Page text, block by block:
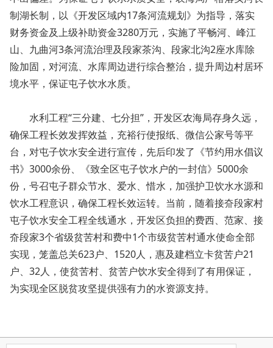
制湖长制，以《开发区域内17条河流规划》为指导，落实
财务资金及上级补助资金3280万元，实施了平畅河、峰江
山、九曲河3条河流治理及段家茶沟、段家北沟2座水库除
险加固，对河流、水库周边进行综合整治，提升周边村居环
境水平，保证屯子饮水水质。
水利工程“三分建、七分担”，开发区农海局存身久远，
确保工程长效发挥效益，充裕行使报纸、微信公家号等平
台，对屯子饮水安全进行宣传，先后印发了《节约用水倡议
书》3000余份、《致全区屯子饮水户的一封信》5000余
份，号召屯子群众节水、爱水、惜水，加强护卫饮水水源和
饮水工程意识，确保工程长效运转。当前，随着接夼段家村
屯子饮水安全工程全线通水，开发区负担的费西、范家、接
夼段家3个省级贫苦村和费中1个市级贫苦村通水使命全部
实现，笼盖总关623户、1520人，惠及建档立卡贫苦户21
户、32人，使贫苦村、贫苦户饮水安全得到了有用保证，
为实现全区脱贫攻坚提供强有力的水资源支持。